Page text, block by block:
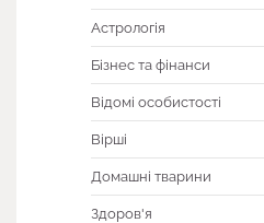
Астрологія
Бізнес та фінанси
Відомі особистості
Вірші
Домашні тварини
Здоров'я